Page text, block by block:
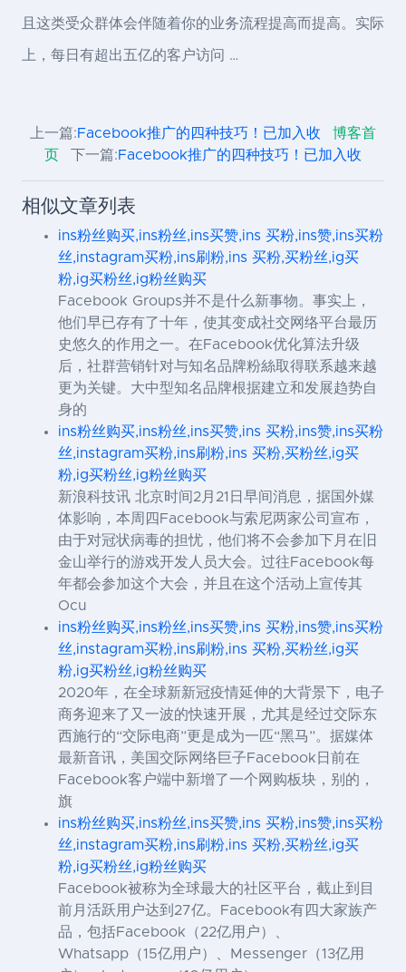
且这类受众群体会伴随着你的业务流程提高而提高。实际
上，每日有超出五亿的客户访问 …
上一篇:Facebook推广的四种技巧！已加入收
博客首
页
下一篇:Facebook推广的四种技巧！已加入收
相似文章列表
ins粉丝购买,ins粉丝,ins买赞,ins 买粉,ins赞,ins买粉
丝,instagram买粉,ins刷粉,ins 买粉,买粉丝,ig买
粉,ig买粉丝,ig粉丝购买
Facebook Groups并不是什么新事物。事实上，
他们早已存有了十年，使其变成社交网络平台最历
史悠久的作用之一。在Facebook优化算法升级
后，社群营销针对与知名品牌粉絲取得联系越来越
更为关键。大中型知名品牌根据建立和发展趋势自
身的
ins粉丝购买,ins粉丝,ins买赞,ins 买粉,ins赞,ins买粉
丝,instagram买粉,ins刷粉,ins 买粉,买粉丝,ig买
粉,ig买粉丝,ig粉丝购买
新浪科技讯 北京时间2月21日早间消息，据国外媒
体影响，本周四Facebook与索尼两家公司宣布，
由于对冠状病毒的担忧，他们将不会参加下月在旧
金山举行的游戏开发人员大会。过往Facebook每
年都会参加这个大会，并且在这个活动上宣传其
Ocu
ins粉丝购买,ins粉丝,ins买赞,ins 买粉,ins赞,ins买粉
丝,instagram买粉,ins刷粉,ins 买粉,买粉丝,ig买
粉,ig买粉丝,ig粉丝购买
2020年，在全球新新冠疫情延伸的大背景下，电子
商务迎来了又一波的快速开展，尤其是经过交际东
西施行的“交际电商”更是成为一匹“黑马”。据媒体
最新音讯，美国交际网络巨子Facebook日前在
Facebook客户端中新增了一个网购板块，别的，
旗
ins粉丝购买,ins粉丝,ins买赞,ins 买粉,ins赞,ins买粉
丝,instagram买粉,ins刷粉,ins 买粉,买粉丝,ig买
粉,ig买粉丝,ig粉丝购买
Facebook被称为全球最大的社区平台，截止到目
前月活跃用户达到27亿。Facebook有四大家族产
品，包括Facebook（22亿用户）、
Whatsapp（15亿用户）、Messenger（13亿用